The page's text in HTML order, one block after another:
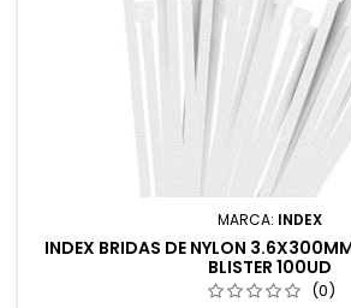
MARCA: INDEX
INDEX BRIDAS DE NYLON
BLISTER 100UD
(0)